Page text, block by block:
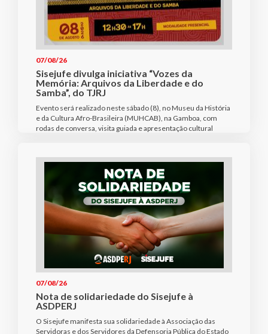
07/08/26
Sisejufe divulga iniciativa “Vozes da
Memória: Arquivos da Liberdade e do
Samba”, do TJRJ
Evento será realizado neste sábado (8), no Museu da História
e da Cultura Afro-Brasileira (MUHCAB), na Gamboa, com
rodas de conversa, visita guiada e apresentação cultural
07/08/26
Nota de solidariedade do Sisejufe à
ASDPERJ
O Sisejufe manifesta sua solidariedade à Associação das
Servidoras e dos Servidores da Defensoria Pública do Estado